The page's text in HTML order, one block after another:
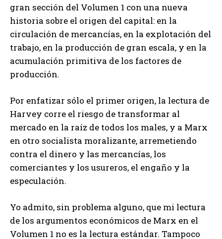
gran sección del Volumen 1 con una nueva
historia sobre el origen del capital: en la
circulación de mercancías, en la explotación del
trabajo, en la producción de gran escala, y en la
acumulación primitiva de los factores de
producción.
Por enfatizar sólo el primer origen, la lectura de
Harvey corre el riesgo de transformar al
mercado en la raíz de todos los males, y a Marx
en otro socialista moralizante, arremetiendo
contra el dinero y las mercancías, los
comerciantes y los usureros, el engaño y la
especulación.
Yo admito, sin problema alguno, que mi lectura
de los argumentos económicos de Marx en el
Volumen 1 no es la lectura estándar. Tampoco